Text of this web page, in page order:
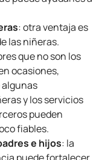
: otra ventaja es
las niñeras.
que no son los
ocasiones,
y los servicios
pueden
fiables.
e hijos: la